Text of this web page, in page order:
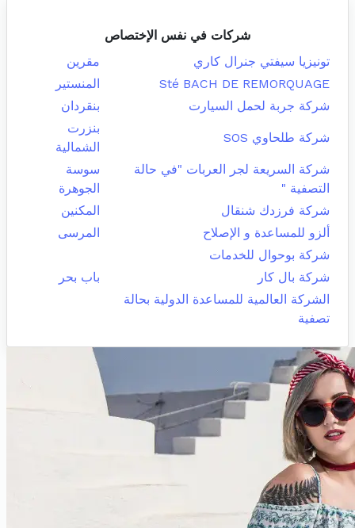
شركات في نفس الإختصاص
تونيزيا سيفتي جنرال كاري
مقرين
Sté BACH DE REMORQUAGE
المنستير
شركة جربة لحمل السيارت
بنقردان
شركة طلحاوي SOS
بنزرت
الشمالية
شركة السريعة لجر العربات "في حالة
التصفية "
سوسة
الجوهرة
شركة فرزدك شنقال
المكنين
ألزو للمساعدة و الإصلاح
المرسى
شركة بوحوال للخدمات
شركة بال كار
باب بحر
الشركة العالمية للمساعدة الدولية بحالة
تصفية